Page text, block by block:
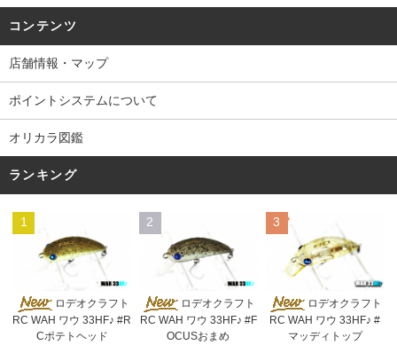
コンテンツ
店舗情報・マップ
ポイントシステムについて
オリカラ図鑑
ランキング
1
ロデオクラフト
RC WAH ワウ 33HF♪ #R
Cポテトヘッド
2
ロデオクラフト
RC WAH ワウ 33HF♪ #F
OCUSおまめ
3
ロデオクラフト
RC WAH ワウ 33HF♪ #
マッディトップ